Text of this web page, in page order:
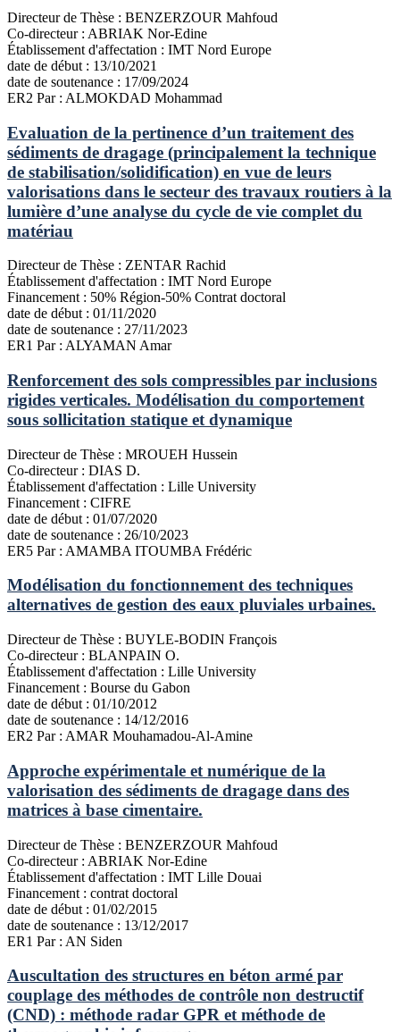
Directeur de Thèse : BENZERZOUR Mahfoud
Co-directeur : ABRIAK Nor-Edine
Établissement d'affectation : IMT Nord Europe
date de début : 13/10/2021
date de soutenance : 17/09/2024
ER2 Par : ALMOKDAD Mohammad
Evaluation de la pertinence d’un traitement des
sédiments de dragage (principalement la technique
de stabilisation/solidification) en vue de leurs
valorisations dans le secteur des travaux routiers à la
lumière d’une analyse du cycle de vie complet du
matériau
Directeur de Thèse : ZENTAR Rachid
Établissement d'affectation : IMT Nord Europe
Financement : 50% Région-50% Contrat doctoral
date de début : 01/11/2020
date de soutenance : 27/11/2023
ER1 Par : ALYAMAN Amar
Renforcement des sols compressibles par inclusions
rigides verticales. Modélisation du comportement
sous sollicitation statique et dynamique
Directeur de Thèse : MROUEH Hussein
Co-directeur : DIAS D.
Établissement d'affectation : Lille University
Financement : CIFRE
date de début : 01/07/2020
date de soutenance : 26/10/2023
ER5 Par : AMAMBA ITOUMBA Frédéric
Modélisation du fonctionnement des techniques
alternatives de gestion des eaux pluviales urbaines.
Directeur de Thèse : BUYLE-BODIN François
Co-directeur : BLANPAIN O.
Établissement d'affectation : Lille University
Financement : Bourse du Gabon
date de début : 01/10/2012
date de soutenance : 14/12/2016
ER2 Par : AMAR Mouhamadou-Al-Amine
Approche expérimentale et numérique de la
valorisation des sédiments de dragage dans des
matrices à base cimentaire.
Directeur de Thèse : BENZERZOUR Mahfoud
Co-directeur : ABRIAK Nor-Edine
Établissement d'affectation : IMT Lille Douai
Financement : contrat doctoral
date de début : 01/02/2015
date de soutenance : 13/12/2017
ER1 Par : AN Siden
Auscultation des structures en béton armé par
couplage des méthodes de contrôle non destructif
(CND) : méthode radar GPR et méthode de